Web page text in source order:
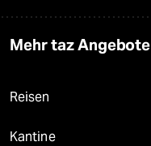
Mehr taz Angebote
Reisen
Kantine